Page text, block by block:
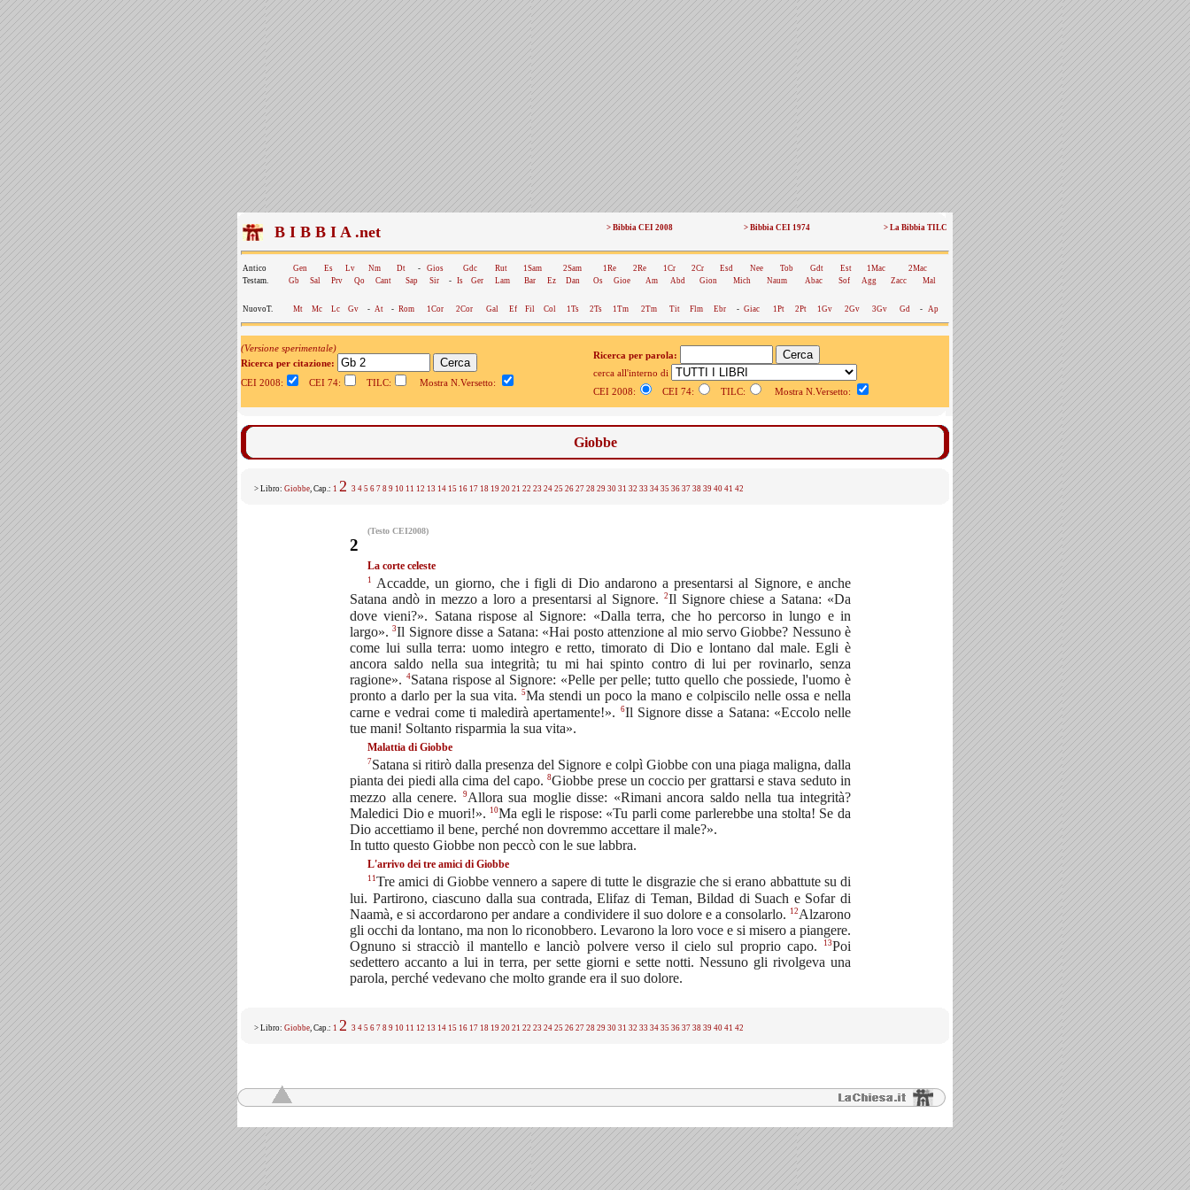
B I B B I A .net > Bibbia CEI 2008 > Bibbia CEI 1974 > La Bibbia TILC
Antico Gen Es Lv Nm Dt - Gios Gdc Rut 1Sam 2Sam 1Re 2Re 1Cr 2Cr Esd Nee Tob Gdt Est 1Mac
2Mac
Testam.
Gb Sal Prv Qo Cant Sap Sir - Is Ger Lam Bar Ez Dan Os Gioe Am Abd Gion Mich Naum Abac Sof Agg Zacc Mal
NuovoT. Mt Mc Lc Gv - At - Rom 1Cor 2Cor Gal Ef Fil Col 1Ts 2Ts 1Tm 2Tm Tit Flm Ebr - Giac 1Pt 2Pt 1Gv 2Gv 3Gv Gd - Ap
(Versione sperimentale)
Ricerca per citazione:
CEI 2008:
CEI 74: TILC: Mostra N.Versetto:
Ricerca per parola:
cerca all'interno di
CEI 2008:
CEI 74: TILC: Mostra N.Versetto:
Giobbe
> Libro: Giobbe, Cap.: 1 2 3 4 5 6 7 8 9 10 11 12 13 14 15 16 17 18 19 20 21 22 23 24 25 26 27 28 29 30 31 32 33 34 35 36 37 38 39 40 41 42
(Testo CEI2008)
2
La corte celeste
1
Accadde, un giorno, che i figli di Dio andarono a presentarsi al Signore, e anche
Satana andò in mezzo a loro a presentarsi al Signore.
2Il Signore chiese a Satana: «Da
dove vieni?». Satana rispose al Signore: «Dalla terra, che ho percorso in lungo e in
largo».3Il Signore disse a Satana: «Hai posto attenzione al mio servo Giobbe? Nessuno è
come lui sulla terra: uomo integro e retto, timorato di Dio e lontano dal male. Egli è
ancora saldo nella sua integrità; tu mi hai spinto contro di lui per rovinarlo, senza
ragione». 4Satana rispose al Signore: «Pelle per pelle; tutto quello che possiede, l'uomo è
pronto a darlo per la sua vita. 5Ma stendi un poco la mano e colpiscilo nelle ossa e nella
carne e vedrai come ti maledirà apertamente!».
6Il Signore disse a Satana: «Eccolo nelle
tue mani! Soltanto risparmia la sua vita».
Malattia di Giobbe
7Satana si ritirò dalla presenza del Signore e colpì Giobbe con una piaga maligna, dalla
pianta dei piedi alla cima del capo.8Giobbe prese un coccio per grattarsi e stava seduto in
mezzo alla cenere.
9Allora sua moglie disse: «Rimani ancora saldo nella tua integrità?
Maledici Dio e muori!». 10Ma egli le rispose: «Tu parli come parlerebbe una stolta! Se da
Dio accettiamo il bene, perché non dovremmo accettare il male?».
In tutto questo Giobbe non peccò con le sue labbra.
L'arrivo dei tre amici di Giobbe
11Tre amici di Giobbe vennero a sapere di tutte le disgrazie che si erano abbattute su di
lui. Partirono, ciascuno dalla sua contrada, Elifaz di Teman, Bildad di Suach e Sofar di
Naamà, e si accordarono per andare a condividere il suo dolore e a consolarlo. 12 Alzarono
gli occhi da lontano, ma non lo riconobbero. Levarono la loro voce e si misero a piangere.
Ognuno si stracciò il mantello e lanciò polvere verso il cielo sul proprio capo.
13Poi
sedettero accanto a lui in terra, per sette giorni e sette notti. Nessuno gli rivolgeva una
parola, perché vedevano che molto grande era il suo dolore.
> Libro: Giobbe, Cap.: 1 2 3 4 5 6 7 8 9 10 11 12 13 14 15 16 17 18 19 20 21 22 23 24 25 26 27 28 29 30 31 32 33 34 35 36 37 38 39 40 41 42